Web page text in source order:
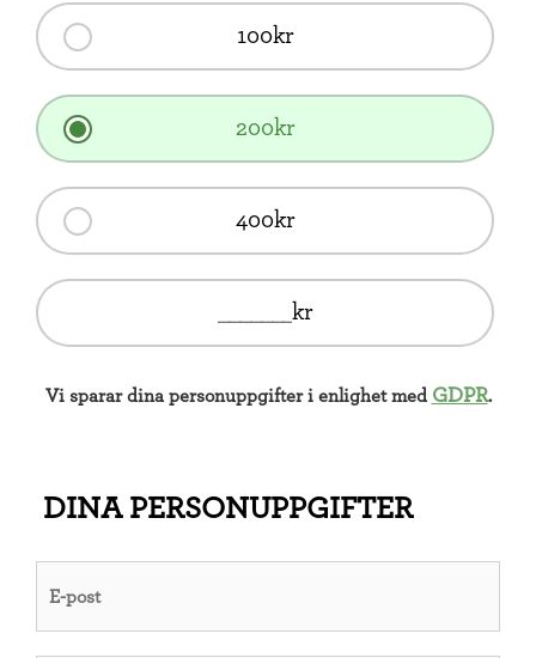
100kr
200kr
400kr
kr
Vi sparar dina personuppgifter i enlighet med GDPR.
DINA PERSONUPPGIFTER